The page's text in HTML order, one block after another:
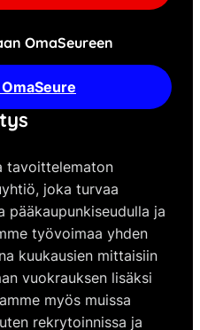
OmaSeureen
tavoittelematon
joka turvaa
pääkaupunkiseudulla ja
työvoimaa yhden
kuukausien mittaisiin
vuokrauksen lisäksi
myös muissa
rekrytoinnissa ja